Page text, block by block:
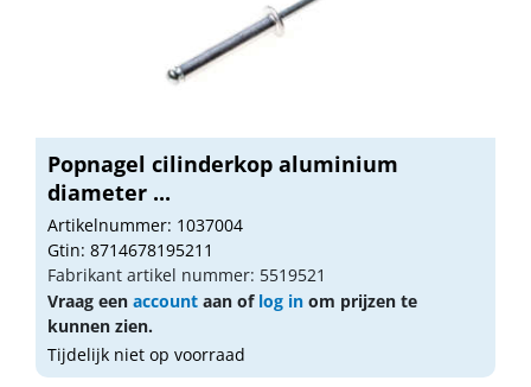
Popnagel cilinderkop aluminium
diameter ...
Artikelnummer: 1037004
Gtin: 8714678195211
Fabrikant artikel nummer: 5519521
Vraag een account aan of log in om prijzen te
kunnen zien.
Tijdelijk niet op voorraad